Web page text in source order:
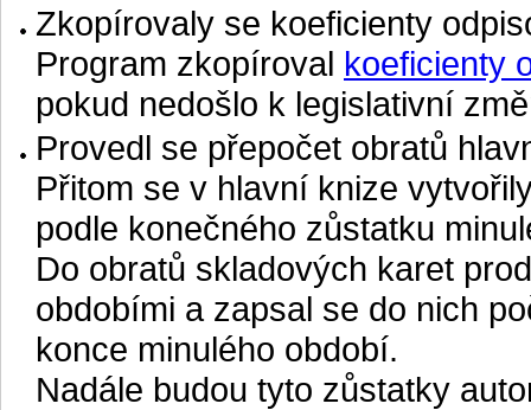
Zkopírovaly se koeficienty
Program zkopíroval koeficienty
pokud nedošlo k legislativní
Provedl se přepočet obratů
Přitom se v hlavní knize
podle konečného zůstatku
Do obratů skladových karet
obdobími a zapsal se do nich
konce minulého období.
Nadále budou tyto zůstatky